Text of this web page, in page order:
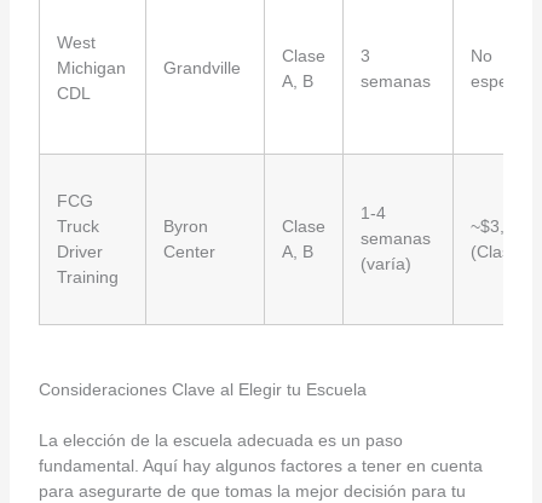
West
Michigan
CDL
Grandville
Clase
A, B
3
semanas
No
FCG
Truck
Driver
Training
Byron
Center
Clase
A, B
1-4
semanas
(varía)
~$3,700
(Clase B)
Consideraciones Clave al Elegir tu Escuela
La elección de la escuela adecuada es un paso
fundamental. Aquí hay algunos factores a tener en cuenta
para asegurarte de que tomas la mejor decisión para tu